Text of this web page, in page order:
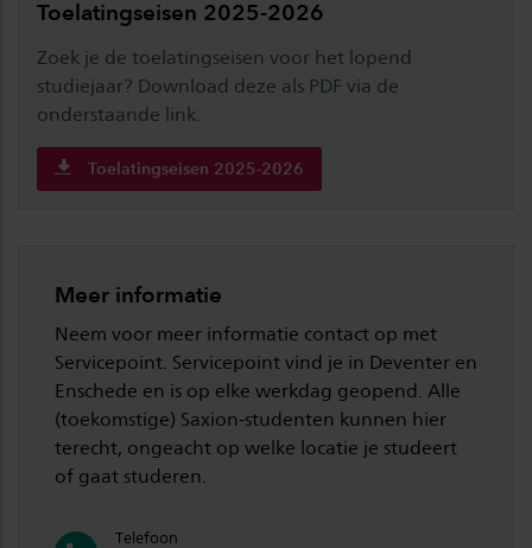
Toelatingseisen 2025-2026
Zoek je de toelatingseisen voor het lopend
studiejaar? Download deze als PDF via de
onderstaande link.
Toelatingseisen 2025-2026
Meer informatie
Neem voor meer informatie contact op met
Servicepoint. Servicepoint vind je in Deventer en
Enschede en is op elke werkdag geopend. Alle
(toekomstige) Saxion-studenten kunnen hier
terecht, ongeacht op welke locatie je studeert
of gaat studeren.
Telefoon